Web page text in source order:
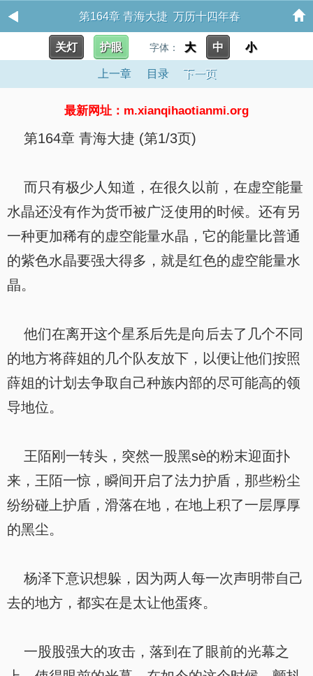
第164章 青海大捷 万历十四年春
关灯 护眼 字体： 大 中 小
上一章 目录 下一页
最新网址：m.xianqihaotianmi.org
第164章 青海大捷 (第1/3页)
而只有极少人知道，在很久以前，在虚空能量
水晶还没有作为货币被广泛使用的时候。还有另
一种更加稀有的虚空能量水晶，它的能量比普通
的紫色水晶要强大得多，就是红色的虚空能量水
晶。
他们在离开这个星系后先是向后去了几个不同
的地方将薛姐的几个队友放下，以便让他们按照
薛姐的计划去争取自己种族内部的尽可能高的领
导地位。
王陌刚一转头，突然一股黑sè的粉末迎面扑
来，王陌一惊，瞬间开启了法力护盾，那些粉尘
纷纷碰上护盾，滑落在地，在地上积了一层厚厚
的黑尘。
杨泽下意识想躲，因为两人每一次声明带自己
去的地方，都实在是太让他蛋疼。
一股股强大的攻击，落到在了眼前的光幕之